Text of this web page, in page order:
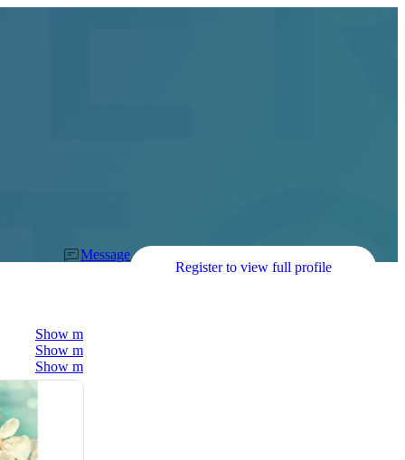
Message
Register to view full profile
Show more
Show more
Show more